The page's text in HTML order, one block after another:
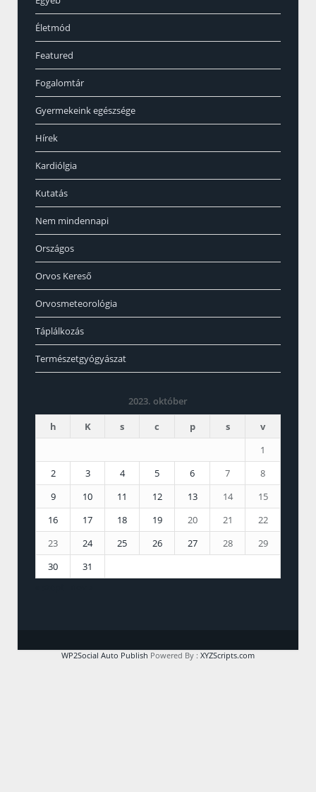
Életmód
Featured
Fogalomtár
Gyermekeink egészsége
Hírek
Kardiólgia
Kutatás
Nem mindennapi
Országos
Orvos Kereső
Orvosmeteorológia
Táplálkozás
Természetgyógyászat
2023. október
h
K s c p s
v
1
2
3 4 5 6 7
8
9
10 11 12 13 14
15
16
17 18 19 20 21
22
23
24 25 26 27 28
29
30
31
WP2Social Auto Publish Powered By : XYZScripts.com